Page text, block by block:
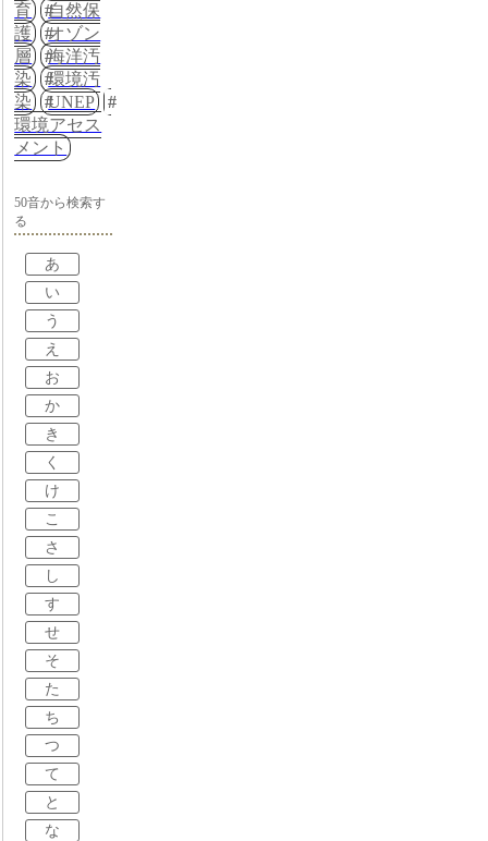
育
自然保
護
オゾン
層
海洋汚
染
環境汚
染
UNEP
環境アセス
メント
50音から検索す
る
あ
い
う
え
お
か
き
く
け
こ
さ
し
す
せ
そ
た
ち
つ
て
と
な